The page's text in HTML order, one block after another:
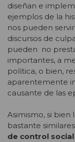
diseñan e
ejemplos de la
nos pueden
discursos de
pueden no
importantes, a
política, o bien,
aparentemente
causante de las
Asimismo, si bien
bastante
de control